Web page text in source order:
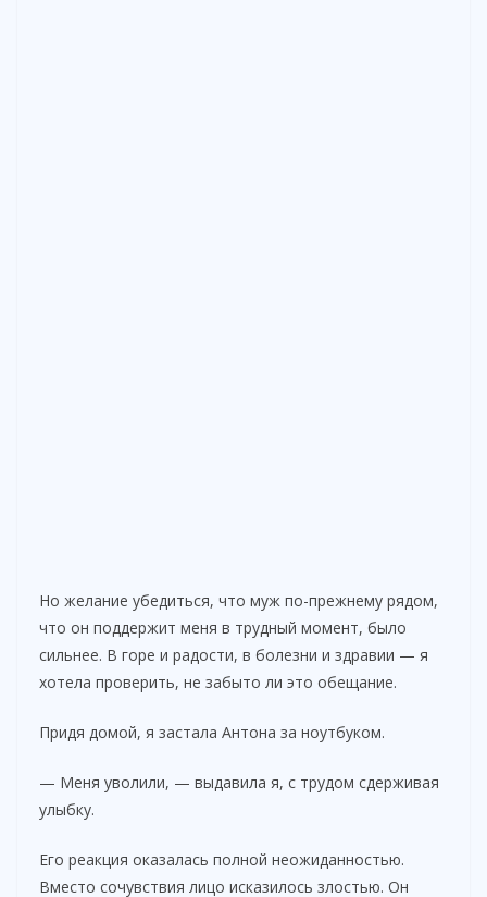
Но желание убедиться, что муж по-прежнему рядом,
что он поддержит меня в трудный момент, было
сильнее. В горе и радости, в болезни и здравии — я
хотела проверить, не забыто ли это обещание.
Придя домой, я застала Антона за ноутбуком.
— Меня уволили, — выдавила я, с трудом сдерживая
улыбку.
Его реакция оказалась полной неожиданностью.
Вместо сочувствия лицо исказилось злостью. Он